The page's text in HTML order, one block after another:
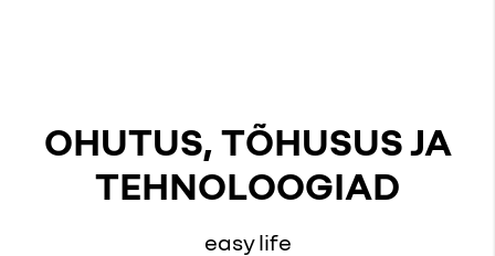
OHUTUS, TÕHUSUS JA
TEHNOLOOGIAD
easy life